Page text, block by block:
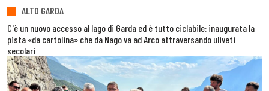
ALTO GARDA
C'è un nuovo accesso al lago di Garda ed è tutto ciclabile: inaugurata la
pista «da cartolina» che da Nago va ad Arco attraversando uliveti
secolari